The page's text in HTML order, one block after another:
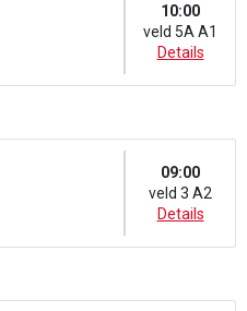
10:00
veld 5A A1
Details
09:00
veld 3 A2
Details